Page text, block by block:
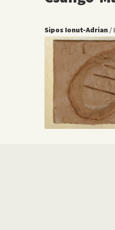
Sipos Ionut-Adrian /